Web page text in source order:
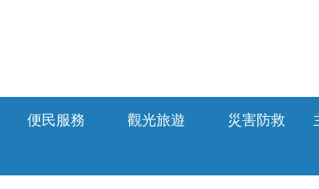
便民服務 觀光旅遊 災害防救